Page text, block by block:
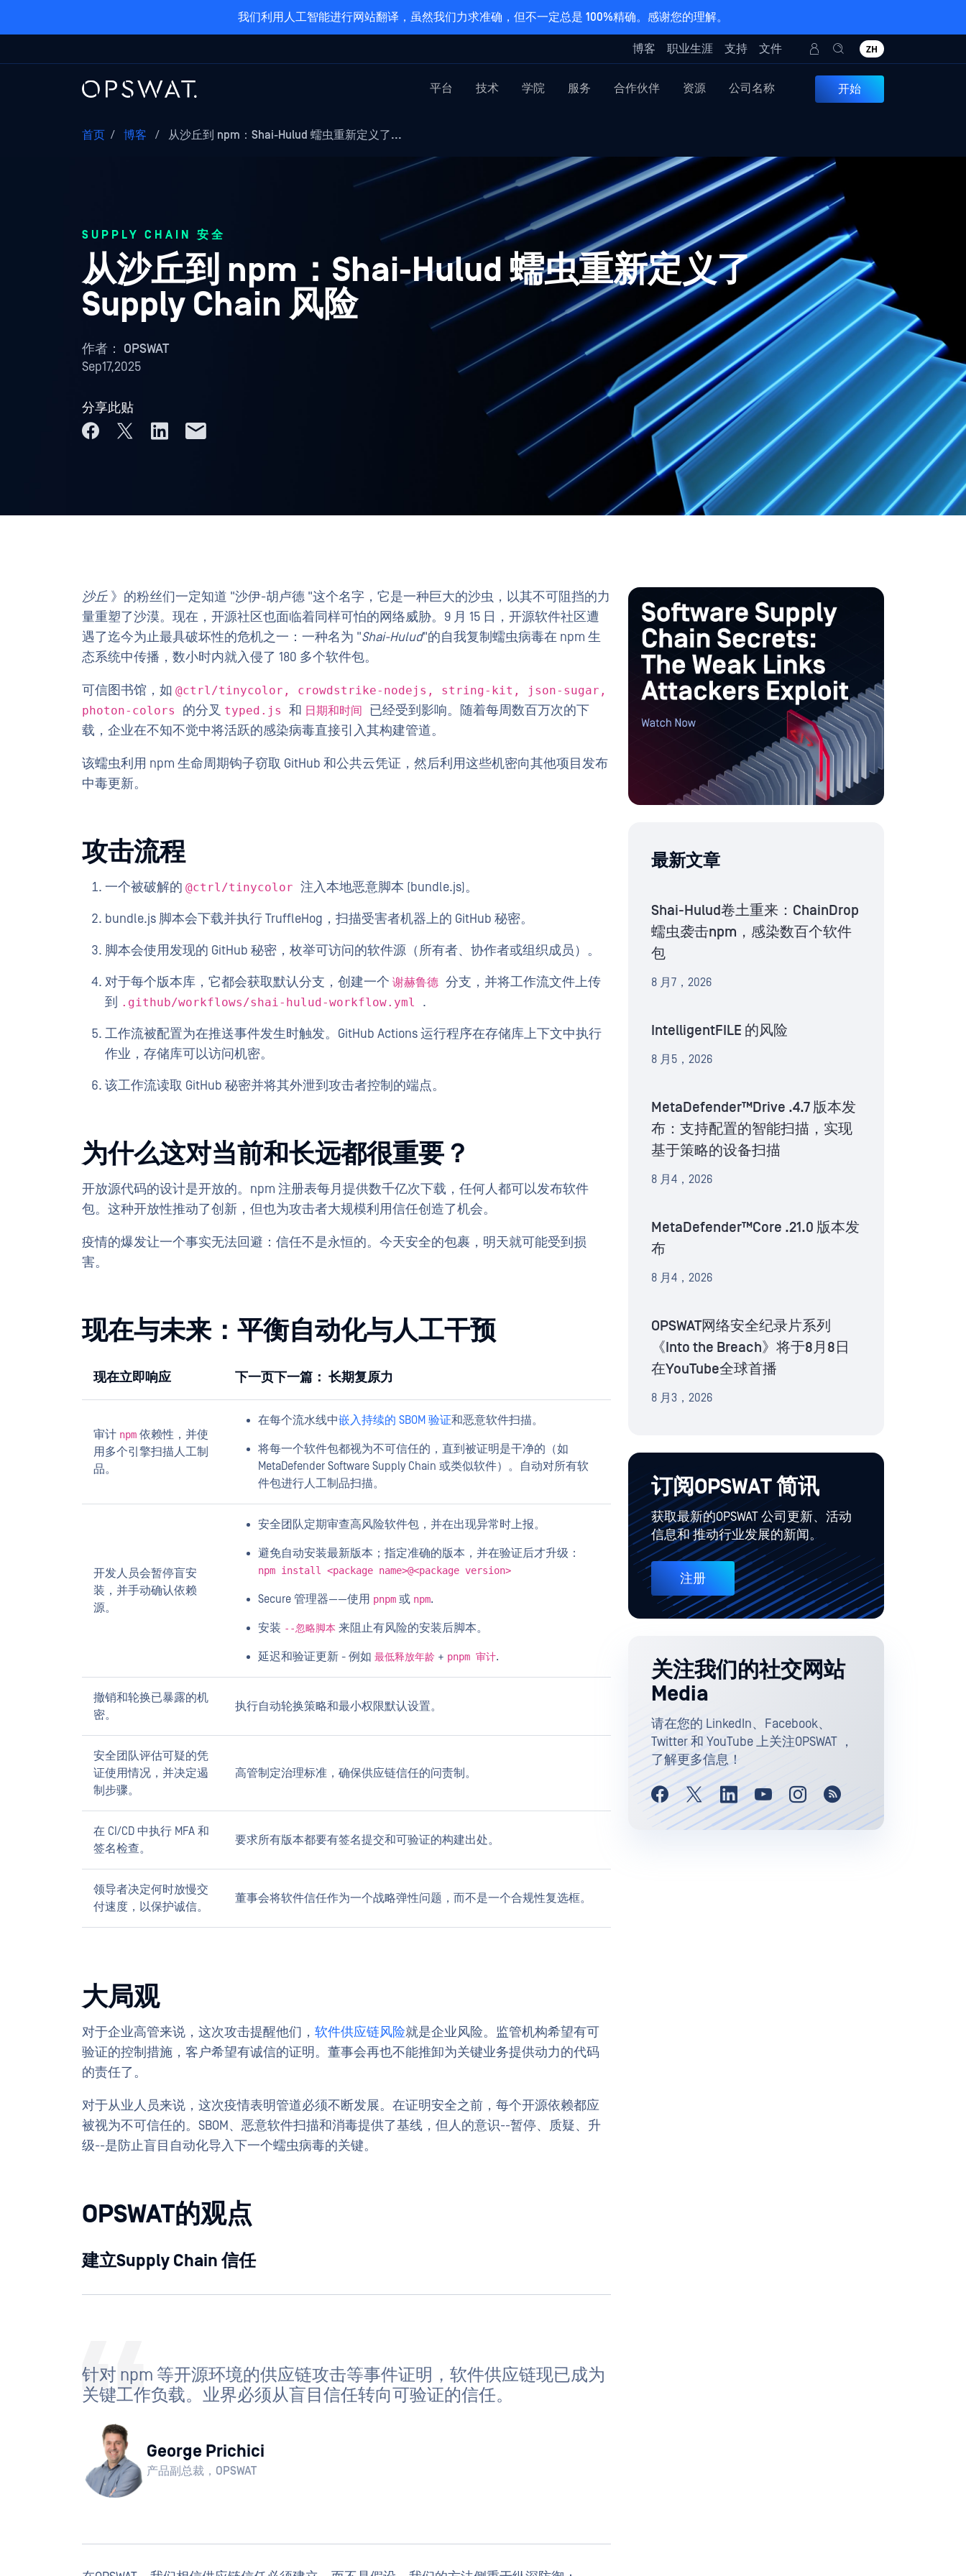
我们利用人工智能进行网站翻译，虽然我们力求准确，但不一定总是 100%精确。感谢您的理解。
博客 职业生涯 支持 文件 ZH
平台 技术 学院 服务 合作伙伴 资源 公司名称 开始
首页 / 博客 / 从沙丘到 npm：Shai-Hulud 蠕虫重新定义了...
SUPPLY CHAIN 安全
从沙丘到 npm：Shai-Hulud 蠕虫重新定义了
Supply Chain 风险
作者： OPSWAT
Sep17,2025
分享此贴
沙丘 》的粉丝们一定知道 "沙伊-胡卢德 "这个名字，它是一种巨大的沙虫，以其不可阻挡的力
量重塑了沙漠。现在，开源社区也面临着同样可怕的网络威胁。9 月 15 日，开源软件社区遭
遇了迄今为止最具破坏性的危机之一：一种名为 "Shai-Hulud"的自我复制蠕虫病毒在 npm 生
态系统中传播，数小时内就入侵了 180 多个软件包。
可信图书馆，如 @ctrl/tinycolor, crowdstrike-nodejs, string-kit, json-sugar,
photon-colors 的分叉 typed.js 和 日期和时间 已经受到影响。随着每周数百万次的下
载，企业在不知不觉中将活跃的感染病毒直接引入其构建管道。
该蠕虫利用 npm 生命周期钩子窃取 GitHub 和公共云凭证，然后利用这些机密向其他项目发布
中毒更新。
攻击流程
一个被破解的 @ctrl/tinycolor 注入本地恶意脚本 (bundle.js)。
bundle.js 脚本会下载并执行 TruffleHog，扫描受害者机器上的 GitHub 秘密。
脚本会使用发现的 GitHub 秘密，枚举可访问的软件源（所有者、协作者或组织成员）。
对于每个版本库，它都会获取默认分支，创建一个 谢赫鲁德 分支，并将工作流文件上传
到
.github/workflows/shai-hulud-workflow.yml .
工作流被配置为在推送事件发生时触发。GitHub Actions 运行程序在存储库上下文中执行
作业，存储库可以访问机密。
该工作流读取 GitHub 秘密并将其外泄到攻击者控制的端点。
为什么这对当前和长远都很重要？
开放源代码的设计是开放的。npm 注册表每月提供数千亿次下载，任何人都可以发布软件
包。这种开放性推动了创新，但也为攻击者大规模利用信任创造了机会。
疫情的爆发让一个事实无法回避：信任不是永恒的。今天安全的包裹，明天就可能受到损
害。
现在与未来：平衡自动化与人工干预
现在立即响应 下一页下一篇： 长期复原力
审计 npm 依赖性，并使
用多个引擎扫描人工制
品。
在每个流水线中嵌入持续的 SBOM 验证和恶意软件扫描。
将每一个软件包都视为不可信任的，直到被证明是干净的（如
MetaDefender Software Supply Chain 或类似软件）。自动对所有软
件包进行人工制品扫描。
开发人员会暂停盲安
装，并手动确认依赖
源。
安全团队定期审查高风险软件包，并在出现异常时上报。
避免自动安装最新版本；指定准确的版本，并在验证后才升级：
npm install <package name>@<package version>
Secure 管理器——使用 pnpm 或 npm.
安装 --忽略脚本 来阻止有风险的安装后脚本。
延迟和验证更新 - 例如 最低释放年龄 + pnpm 审计.
撤销和轮换已暴露的机
密。
执行自动轮换策略和最小权限默认设置。
安全团队评估可疑的凭
证使用情况，并决定遏
制步骤。
高管制定治理标准，确保供应链信任的问责制。
在 CI/CD 中执行 MFA 和
签名检查。
要求所有版本都要有签名提交和可验证的构建出处。
领导者决定何时放慢交
付速度，以保护诚信。
董事会将软件信任作为一个战略弹性问题，而不是一个合规性复选框。
大局观
对于企业高管来说，这次攻击提醒他们， 软件供应链风险就是企业风险。监管机构希望有可
验证的控制措施，客户希望有诚信的证明。董事会再也不能推卸为关键业务提供动力的代码
的责任了。
对于从业人员来说，这次疫情表明管道必须不断发展。在证明安全之前，每个开源依赖都应
被视为不可信任的。SBOM、恶意软件扫描和消毒提供了基线，但人的意识--暂停、质疑、升
级--是防止盲目自动化导入下一个蠕虫病毒的关键。
OPSWAT的观点
建立Supply Chain 信任
针对 npm 等开源环境的供应链攻击等事件证明，软件供应链现已成为
关键工作负载。业界必须从盲目信任转向可验证的信任。
George Prichici
产品副总裁，OPSWAT
最新文章
Shai-Hulud卷土重来：ChainDrop
蠕虫袭击npm，感染数百个软件
包
8 月7，2026
IntelligentFILE 的风险
8 月5，2026
MetaDefender™Drive .4.7 版本发
布：支持配置的智能扫描，实现
基于策略的设备扫描
8 月4，2026
MetaDefender™Core .21.0 版本发
布
8 月4，2026
OPSWAT网络安全纪录片系列
《Into the Breach》将于8月8日
在YouTube全球首播
8 月3，2026
订阅OPSWAT 简讯
获取最新的OPSWAT 公司更新、活动
信息和 推动行业发展的新闻。
注册
关注我们的社交网站
Media
请在您的 LinkedIn、Facebook、
Twitter 和 YouTube 上关注OPSWAT ，
了解更多信息！